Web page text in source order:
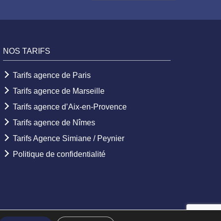
NOS TARIFS
Tarifs agence de Paris
Tarifs agence de Marseille
Tarifs agence d’Aix-en-Provence
Tarifs agence de Nîmes
Tarifs Agence Simiane / Peynier
Politique de confidentialité